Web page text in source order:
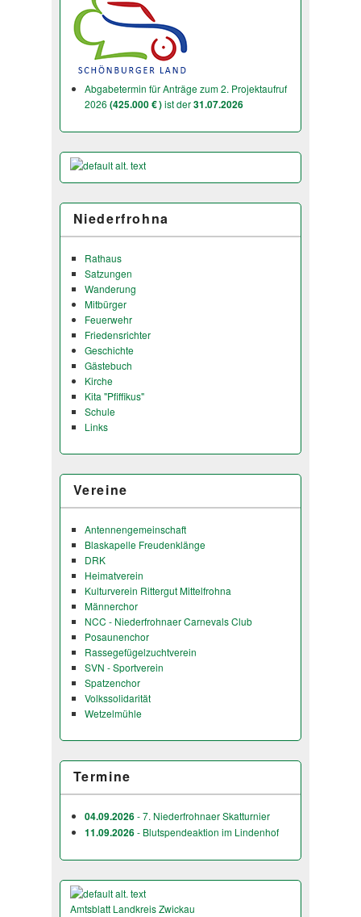
Abgabetermin für Anträge zum 2. Projektaufruf
2026 (425.000 € )ist der31.07.2026
Niederfrohna
Rathaus
Satzungen
Wanderung
Mitbürger
Feuerwehr
Friedensrichter
Geschichte
Gästebuch
Kirche
Kita "Pfiffikus"
Schule
Links
Vereine
Antennengemeinschaft
Blaskapelle Freudenklänge
DRK
Heimatverein
Kulturverein Rittergut Mittelfrohna
Männerchor
NCC - Niederfrohnaer Carnevals Club
Posaunenchor
Rassegefügelzuchtverein
SVN - Sportverein
Spatzenchor
Volkssolidarität
Wetzelmühle
Termine
04.09.2026- 7. Niederfrohnaer Skatturnier
11.09.2026- Blutspendeaktion im Lindenhof
Amtsblatt Landkreis Zwickau